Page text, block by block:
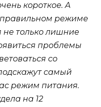
короткое. А
режиме
не только лишние
проблемы
со
самый
режим питания.
на 12